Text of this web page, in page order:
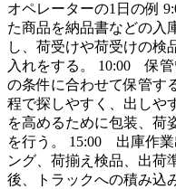
オペレーターの1日の例
た商品を納品書などの入
し、荷受けや荷受けの検
入れをする。 10:00 保
の条件に合わせて保管す
程で探しやすく、出しや
を高めるために包装、荷
を行う。 15:00 出庫作
ング、荷揃え検品、出荷
後、トラックへの積み込